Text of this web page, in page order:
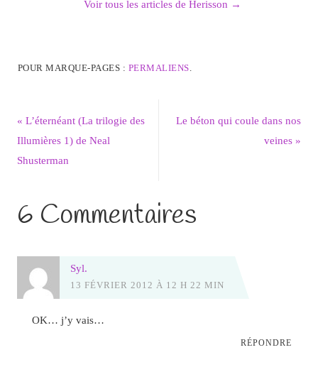
Voir tous les articles de Herisson →
POUR MARQUE-PAGES : PERMALIENS.
« L’éternéant (La trilogie des
Illumières 1) de Neal
Shusterman
Le béton qui coule dans nos
veines»
6 Commentaires
Syl.
13 FÉVRIER 2012 À 12 H 22 MIN
OK… j’y vais…
RÉPONDRE